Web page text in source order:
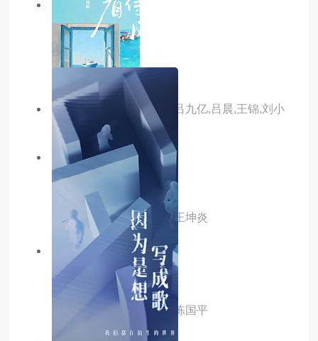
更新至01集
去远方第二季
主演：吴彦祖
主演：隋存毅,李恰,李博,吕九亿,吕晨,王锦,刘小
宾,杨明,冯奕鸣
5.0分 hd
主演：秦宇,李芷珺,姿娜,王坤炎
hd
债途囧事
主演：张杰,池瑞淋,卢山,陈国平